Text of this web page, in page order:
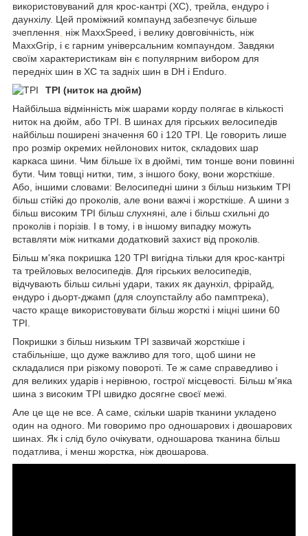
використовуваний для крос-кантрі (XC), трейла, ендуро і
даунхілу. Цей проміжний компаунд забезпечує більше
зчеплення, ніж MaxxSpeed, і велику довговічність, ніж
MaxxGrip, і є гарним універсальним компаундом. Завдяки
своїм характеристикам він є популярним вибором для
передніх шин в XC та задніх шин в DH і Enduro.
TPI (ниток на дюйм)
Найбільша відмінність між шарами корду полягає в кількості
ниток на дюйм, або TPI. В шинах для гірських велосипедів
найбільш поширені значення 60 і 120 TPI. Це говорить лише
про розмір окремих нейлонових ниток, складових шар
каркаса шини. Чим більше їх в дюймі, тим тонше вони повинні
бути. Чим товщі нитки, тим, з іншого боку, вони жорсткіше.
Або, іншими словами: Велосипедні шини з більш низьким TPI
більш стійкі до проколів, але вони важчі і жорсткіше. А шини з
більш високим TPI більш слухняні, але і більш схильні до
проколів і порізів. І в тому, і в іншому випадку можуть
вставляти між нитками додатковий захист від проколів.
Більш м'яка покришка 120 TPI вигідна тільки для крос-кантрі
та трейловых велосипедів. Для гірських велосипедів,
відчувають більш сильні удари, таких як даунхіл, фрірайд,
ендуро і дьорт-джамп (для слоупстайлу або памптрека),
часто краще використовувати більш жорсткі і міцні шини 60
TPI.
Покришки з більш низьким TPI зазвичай жорсткіше і
стабільніше, що дуже важливо для того, щоб шини не
складалися при різкому повороті. Те ж саме справедливо і
для великих ударів і нерівною, гострої місцевості. Більш м'яка
шина з високим TPI швидко досягне своєї межі.
Але це ще не все. А саме, скільки шарів тканини укладено
один на одного. Ми говоримо про одношарових і двошарових
шинах. Як і слід було очікувати, одношарова тканина більш
податлива, і менш жорстка, ніж двошарова.